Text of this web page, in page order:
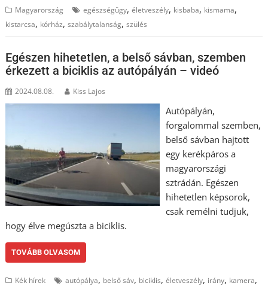
Magyarország egészségügy,életveszély, kisbaba, kismama,
kistarcsa, kórház,szabálytalanság,szülés
Egészen hihetetlen, a belső sávban, szemben
érkezett a biciklis az autópályán – videó
2024.08.08. Kiss Lajos
Autópályán,
forgalommal szemben,
belső sávban hajtott
egy kerékpáros a
magyarországi
sztrádán. Egészen
hihetetlen képsorok,
csak remélni tudjuk,
hogy élve megúszta a biciklis.
TOVÁBB OLVASOM
Kék hírek autópálya, belső sáv, biciklis,életveszély, irány, kamera,